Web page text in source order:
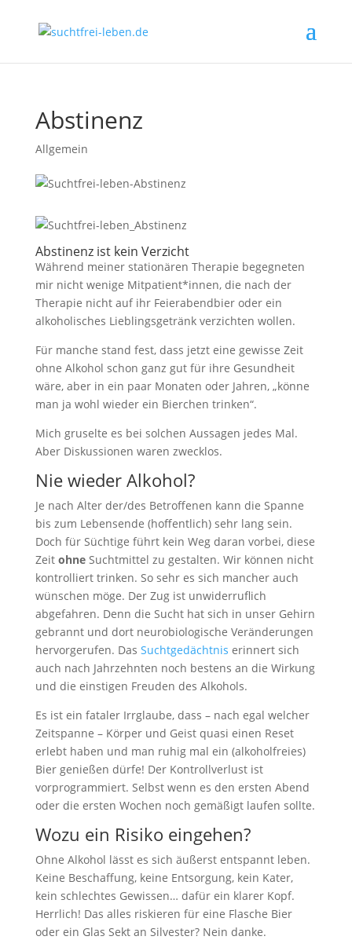
Abstinenz
Allgemein
Abstinenz ist kein Verzicht
Während meiner stationären Therapie begegneten
mir nicht wenige Mitpatient*innen, die nach der
Therapie nicht auf ihr Feierabendbier oder ein
alkoholisches Lieblingsgetränk verzichten wollen.
Für manche stand fest, dass jetzt eine gewisse Zeit
ohne Alkohol schon ganz gut für ihre Gesundheit
wäre, aber in ein paar Monaten oder Jahren, „könne
man ja wohl wieder ein Bierchen trinken“.
Mich gruselte es bei solchen Aussagen jedes Mal.
Aber Diskussionen waren zwecklos.
Nie wieder Alkohol?
Je nach Alter der/des Betroffenen kann die Spanne
bis zum Lebensende (hoffentlich) sehr lang sein.
Doch für Süchtige führt kein Weg daran vorbei, diese
Zeit ohneSuchtmittel zu gestalten. Wir können nicht
kontrolliert trinken. So sehr es sich mancher auch
wünschen möge. Der Zug ist unwiderruflich
abgefahren. Denn die Sucht hat sich in unser Gehirn
gebrannt und dort neurobiologische Veränderungen
hervorgerufen. Das Suchtgedächtnis erinnert sich
auch nach Jahrzehnten noch bestens an die Wirkung
und die einstigen Freuden des Alkohols.
Es ist ein fataler Irrglaube, dass – nach egal welcher
Zeitspanne – Körper und Geist quasi einen Reset
erlebt haben und man ruhig mal ein (alkoholfreies)
Bier genießen dürfe! Der Kontrollverlust ist
vorprogrammiert. Selbst wenn es den ersten Abend
oder die ersten Wochen noch gemäßigt laufen sollte.
Wozu ein Risiko eingehen?
Ohne Alkohol lässt es sich äußerst entspannt leben.
Keine Beschaffung, keine Entsorgung, kein Kater,
kein schlechtes Gewissen… dafür ein klarer Kopf.
Herrlich! Das alles riskieren für eine Flasche Bier
oder ein Glas Sekt an Silvester? Nein danke.